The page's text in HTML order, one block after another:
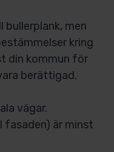
men
kring
din kommun för
berättigad.
vägar.
fasaden) är minst